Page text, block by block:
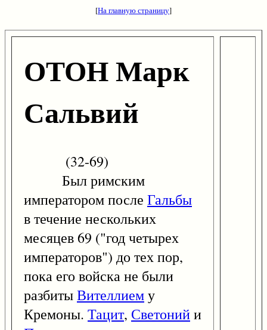
[На главную страницу]
ОТОН Марк
Сальвий
(32-69)
Был римским
императором после Гальбы
в течение нескольких
месяцев 69 ("год четырех
императоров") до тех пор,
пока его войска не были
разбитыВителлиему
Кремоны. Тацит, Светонийи